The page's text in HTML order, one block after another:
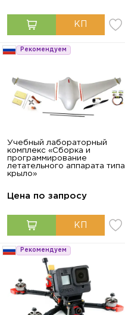
Рекомендуем
Учебный лабораторный
комплекс «Сборка и
программирование
летательного аппарата типа
крыло»
Цена по запросу
Рекомендуем